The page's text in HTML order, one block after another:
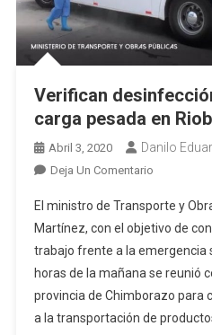
Verifican
carga pesada en
Abril 3, 2020 Danilo
Deja Un ComentarioEn
En
Transporte
De
Carga
Pesada
El ministro de Transporte y
Martínez, con el objetivo de
trabajo frente a la emergencia
horas de la mañana se reunió
provincia de Chimborazo para
a la transportación de